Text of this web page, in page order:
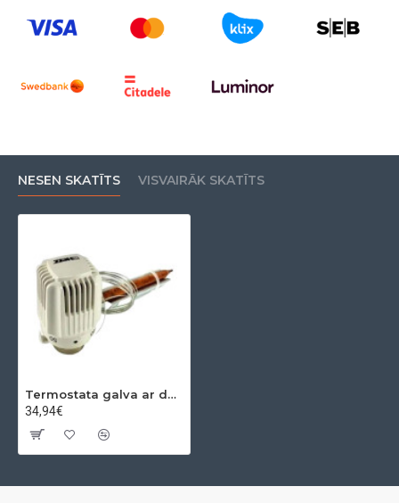
NESEN SKATĪTS VISVAIRĀK SKATĪTS
Termostata galva ar dēveju M 28*1,5 20-50 C HERZ
34,94€